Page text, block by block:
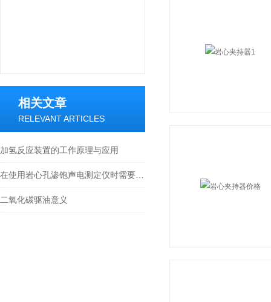
相关文章
RELEVANT ARTICLES
加氢反应装置的工作原理与应用
二氧化碳驱油意义